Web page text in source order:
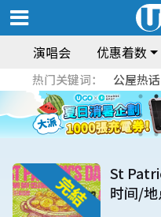
演唱会 优惠着数
热门关键词： 公屋热话
St
时间/